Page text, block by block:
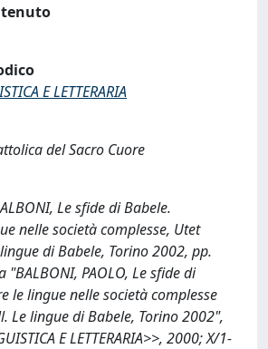
E LETTERARIA
del Sacro Cuore
Le sfide di Babele.
nelle società complesse, Utet
di Babele, Torino 2002, pp.
"BALBONI, PAOLO, Le sfide di
le lingue nelle società complesse
Le lingue di Babele, Torino 2002",
E LETTERARIA>>, 2000; X/1-